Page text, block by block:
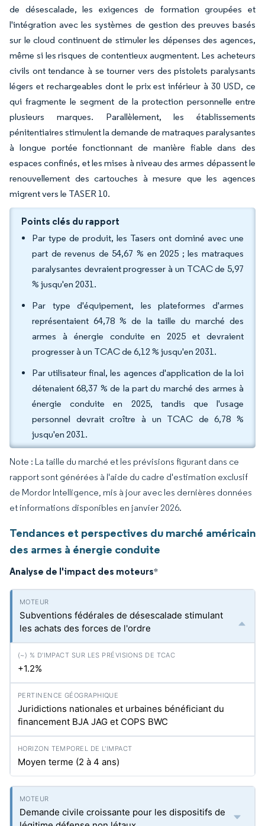
de désescalade, les exigences de formation groupées et
l'intégration avec les systèmes de gestion des preuves basés
sur le cloud continuent de stimuler les dépenses des agences,
même si les risques de contentieux augmentent. Les acheteurs
civils ont tendance à se tourner vers des pistolets paralysants
légers et rechargeables dont le prix est inférieur à 30 USD, ce
qui fragmente le segment de la protection personnelle entre
plusieurs marques. Parallèlement, les établissements
pénitentiaires stimulent la demande de matraques paralysantes
à longue portée fonctionnant de manière fiable dans des
espaces confinés, et les mises à niveau des armes dépassent le
renouvellement des cartouches à mesure que les agences
migrent vers le TASER 10.
Points clés du rapport
Par type de produit, les Tasers ont dominé avec une
part de revenus de 54,67 % en 2025 ; les matraques
paralysantes devraient progresser à un TCAC de 5,97
% jusqu'en 2031.
Par type d'équipement, les plateformes d'armes
représentaient 64,78 % de la taille du marché des
armes à énergie conduite en 2025 et devraient
progresser à un TCAC de 6,12 % jusqu'en 2031.
Par utilisateur final, les agences d'application de la loi
détenaient 68,37 % de la part du marché des armes à
énergie conduite en 2025, tandis que l'usage
personnel devrait croître à un TCAC de 6,78 %
jusqu'en 2031.
Note : La taille du marché et les prévisions figurant dans ce
rapport sont générées à l'aide du cadre d'estimation exclusif
de Mordor Intelligence, mis à jour avec les dernières données
et informations disponibles en janvier 2026.
Tendances et perspectives du marché américain
des armes à énergie conduite
Analyse de l'impact des moteurs*
Subventions fédérales de désescalade stimulant
les achats des forces de l'ordre
+1.2%
Juridictions nationales et urbaines bénéficiant du
financement BJA JAG et COPS BWC
Moyen terme (2 à 4 ans)
Demande civile croissante pour les dispositifs de